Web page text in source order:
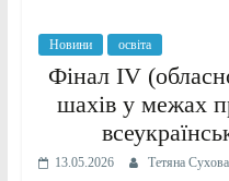
Новини освіта
Фінал IV
шахів у межах
13.05.2026 Тетяна Сухова